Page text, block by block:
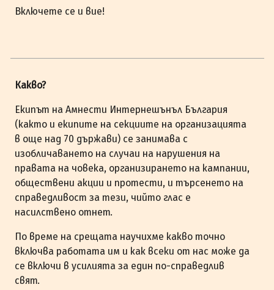
Включете се и вие!
Какво?
Екипът на Амнести Интернешънъл България
(както и екипите на секциите на организацията
в още над 70 държави) се занимава с
изобличаването на случаи на нарушения на
правата на човека, организирането на кампании,
обществени акции и протести, и търсенето на
справедливост за тези, чийто глас е
насилствено отнет.
По време на срещата научихме какво точно
включва работата им и как всеки от нас може да
се включи в усилията за един по-справедлив
свят.